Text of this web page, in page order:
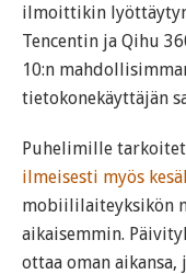
ilmoittikin
Tencentin ja Qihu
10:n
tietokonekäyttäjän
Puhelimille
ilmeisesti myös
mobiililaiteyksikön
aikaisemmin.
ottaa oman